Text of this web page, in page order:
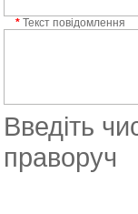
* Текст повідомлення
Введіть
праворуч